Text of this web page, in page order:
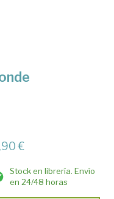
€
Stock en librería. Envío
en 24/48 horas